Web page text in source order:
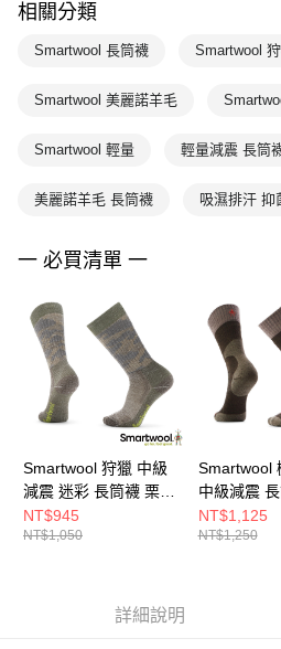
相關分類
Smartwool 長筒襪 Smartwool
Smartwool 美麗諾羊毛
Smartwool 輕量 輕量減震 長筒
美麗諾羊毛 長筒襪 吸濕排汗 抑
一 必買清單 一
Smartwool 狩獵 中級
減震 迷彩 長筒襪 栗子
棕
NT$945
NT$1,050
Smartwool
中級減震 長
橄綠
NT$1,125
NT$1,250
詳細說明